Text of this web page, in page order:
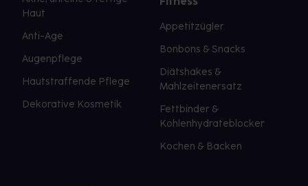
Haut
Anti-Age
Augenpflege
Hautstraffende Pflege
Dekorative Kosmetik
Appetitzügler
Bonbons & Snacks
Diätshakes &
Mahlzeitenersatz
Fettbinder &
Kohlenhydrateblocker
Kochen & Backen